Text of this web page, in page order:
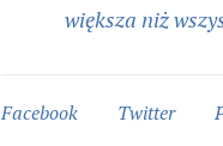
większa niż
Facebook Twitter